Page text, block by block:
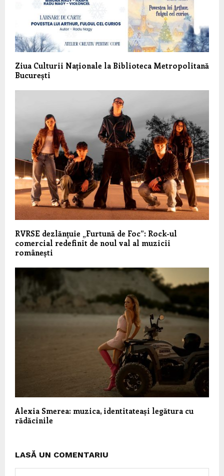
Ziua Culturii Naționale la Biblioteca Metropolitană
București
RVRSE dezlănțuie „Furtună de Foc”: Rock-ul
comercial redefinit de noul val al muzicii
românești
Alexia Smerea: muzica, identitateași legătura cu
rădăcinile
LASĂ UN COMENTARIU